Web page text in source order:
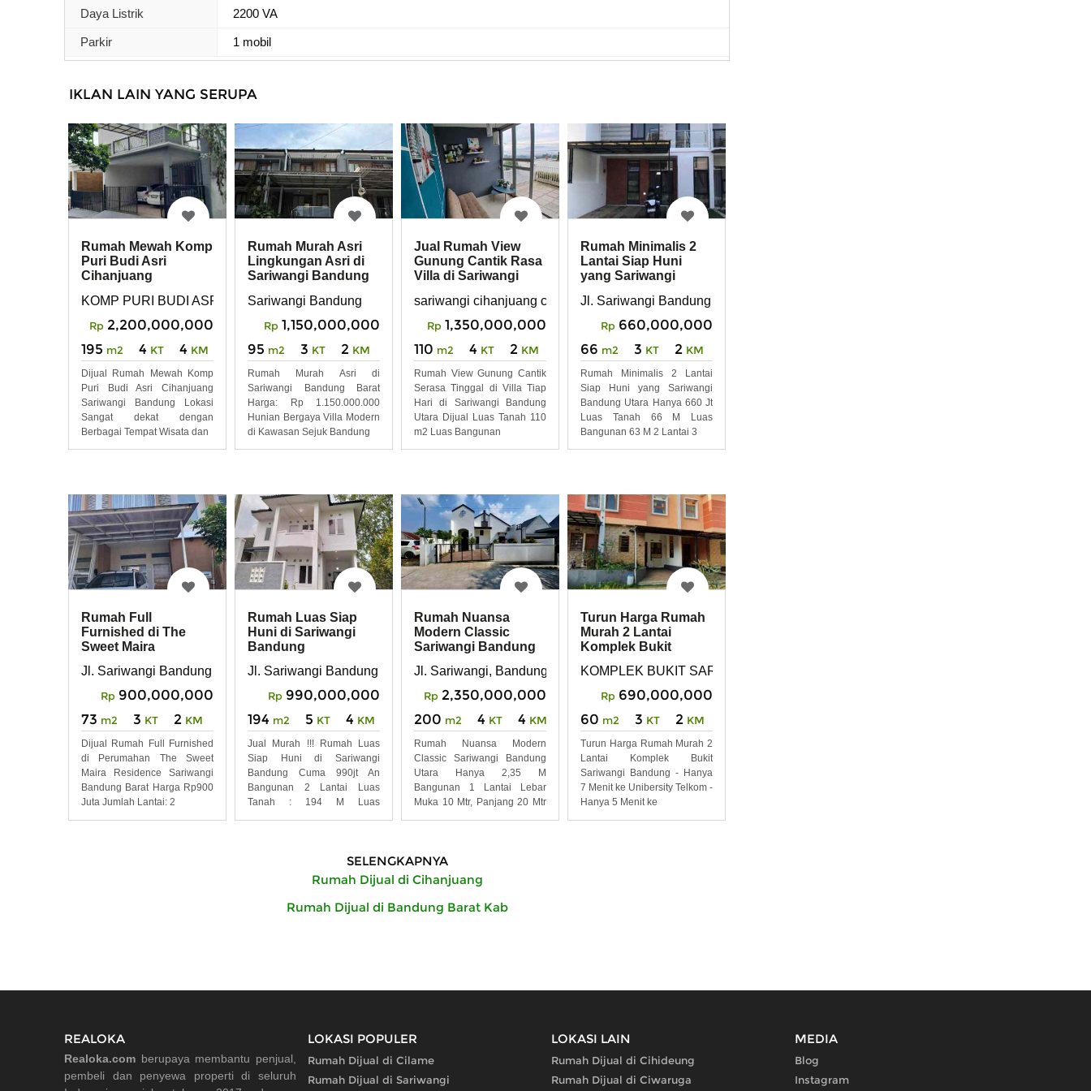
Daya Listrik 2200 VA
Parkir 1 mobil
IKLAN LAIN YANG SERUPA
Rumah Mewah Komp
Puri Budi Asri
Cihanjuang
KOMP PURI BUDI ASRI CIHANJUANG SARIWANGI BANDUNG
Rp 2,200,000,000
195 m2 4 KT 4 KM
Dijual Rumah Mewah Komp
Puri Budi Asri Cihanjuang
Sariwangi Bandung Lokasi
Sangat dekat dengan
Berbagai Tempat Wisata dan
Rumah Murah Asri
Lingkungan Asri di
Sariwangi Bandung
Sariwangi Bandung
Rp 1,150,000,000
95 m2 3 KT 2 KM
Rumah Murah Asri di
Sariwangi Bandung Barat
Harga: Rp 1.150.000.000
Hunian Bergaya Villa Modern
di Kawasan Sejuk Bandung
Jual Rumah View
Gunung Cantik Rasa
Villa di Sariwangi
sariwangi cihanjuang ciwaruga Bandung utara
Rp 1,350,000,000
110 m2 4 KT 2 KM
Rumah View Gunung Cantik
Serasa Tinggal di Villa Tiap
Hari di Sariwangi Bandung
Utara Dijual Luas Tanah 110
m2 Luas Bangunan
Rumah Minimalis 2
Lantai Siap Huni
yang Sariwangi
Jl. Sariwangi Bandung
Rp 660,000,000
66 m2 3 KT 2 KM
Rumah Minimalis 2 Lantai
Siap Huni yang Sariwangi
Bandung Utara Hanya 660 Jt
Luas Tanah 66 M Luas
Bangunan 63 M 2 Lantai 3
Rumah Full
Furnished di The
Sweet Maira
Bandung
Jl. Sariwangi Bandung Barat
Rp 900,000,000
73 m2 3 KT 2 KM
Dijual Rumah Full Furnished
di Perumahan The Sweet
Maira Residence Sariwangi
Bandung Barat Harga Rp900
Juta Jumlah Lantai: 2
Rumah Luas Siap
Huni di Sariwangi
Bandung
Jl. Sariwangi Bandung
Rp 990,000,000
194 m2 5 KT 4 KM
Jual Murah !!! Rumah Luas
Siap Huni di Sariwangi
Bandung Cuma 990jt An
Bangunan 2 Lantai Luas
Tanah : 194 M Luas
Rumah Nuansa
Modern Classic
Sariwangi Bandung
Jl. Sariwangi, Bandung
Rp 2,350,000,000
200 m2 4 KT 4 KM
Rumah Nuansa Modern
Classic Sariwangi Bandung
Utara Hanya 2,35 M
Bangunan 1 Lantai Lebar
Muka 10 Mtr, Panjang 20 Mtr
Turun Harga Rumah
Murah 2 Lantai
Komplek Bukit
KOMPLEK BUKIT SARIWANGI BANDUNG
Rp 690,000,000
60 m2 3 KT 2 KM
Turun Harga Rumah Murah 2
Lantai Komplek Bukit
Sariwangi Bandung - Hanya
7 Menit ke Unibersity Telkom -
Hanya 5 Menit ke
SELENGKAPNYA
Rumah Dijual di Cihanjuang
Rumah Dijual di Bandung Barat Kab
REALOKA
Realoka.com berupaya membantu penjual,
pembeli dan penyewa properti di seluruh
LOKASI POPULER
Rumah Dijual di Cilame
Rumah Dijual di Sariwangi
LOKASI LAIN
Rumah Dijual di Cihideung
Rumah Dijual di Ciwaruga
MEDIA
Blog
Instagram